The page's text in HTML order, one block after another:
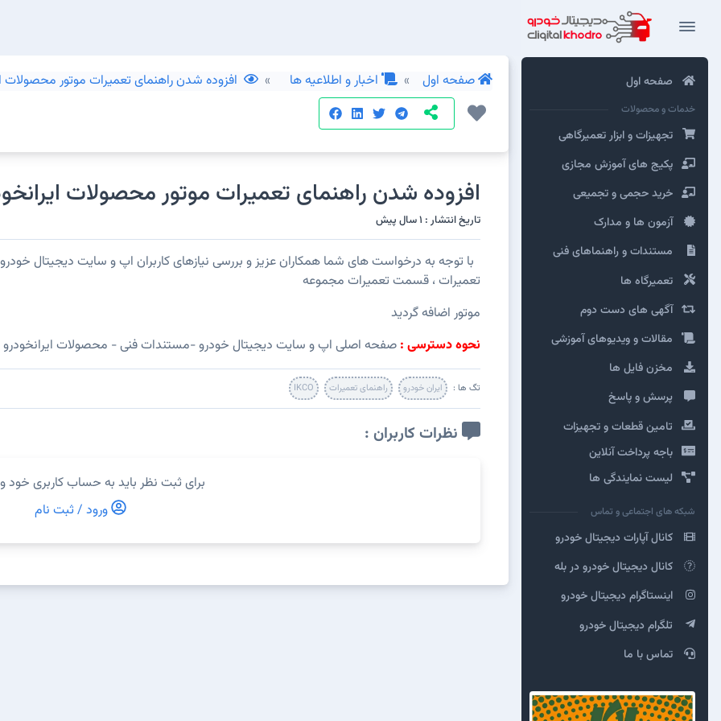
صفحه اول
خدمات و محصولات
تجهیزات و ابزار تعمیرگاهی
پکیج های آموزش مجازی
خرید حجمی و تجمیعی
آزمون ها و مدارک
مستندات و راهنماهای فنی
تعمیرگاه ها
آگهی های دست دوم
مقالات و ویدیوهای آموزشی
مخزن فایل ها
پرسش و پاسخ
تامین قطعات و تجهیزات
باجه پرداخت آنلاین
لیست نمایندگی ها
شبکه های اجتماعی و تماس
کانال آپارات دیجیتال خودرو
کانال دیجیتال خودرو در بله
اینستاگرام دیجیتال خودرو
تلگرام دیجیتال خودرو
تماس با ما
صفحه اول اخبار و اطلاعیه ها افزوده شدن راهنمای تعمیرات موتور
افزوده شدن راهنمای تعمیرات موتور محصولات
تاریخ انتشار : 1 سال پیش
با توجه به درخواست های شما همکاران عزیز و بررسی نیازهای کاربران اپ و سایت دیجیتال
تعمیرات ، قسمت تعمیرات مجموعه
موتور اضافه گردید
نحوه دسترسی : صفحه اصلی اپ و سایت دیجیتال خودرو -مستندات فنی - محصولات
تگ ها : ایران خودرو راهنمای تعمیرات IKCO
نظرات کاربران :
برای ثبت نظر باید به حساب کاربری خود
ورود / ثبت نام